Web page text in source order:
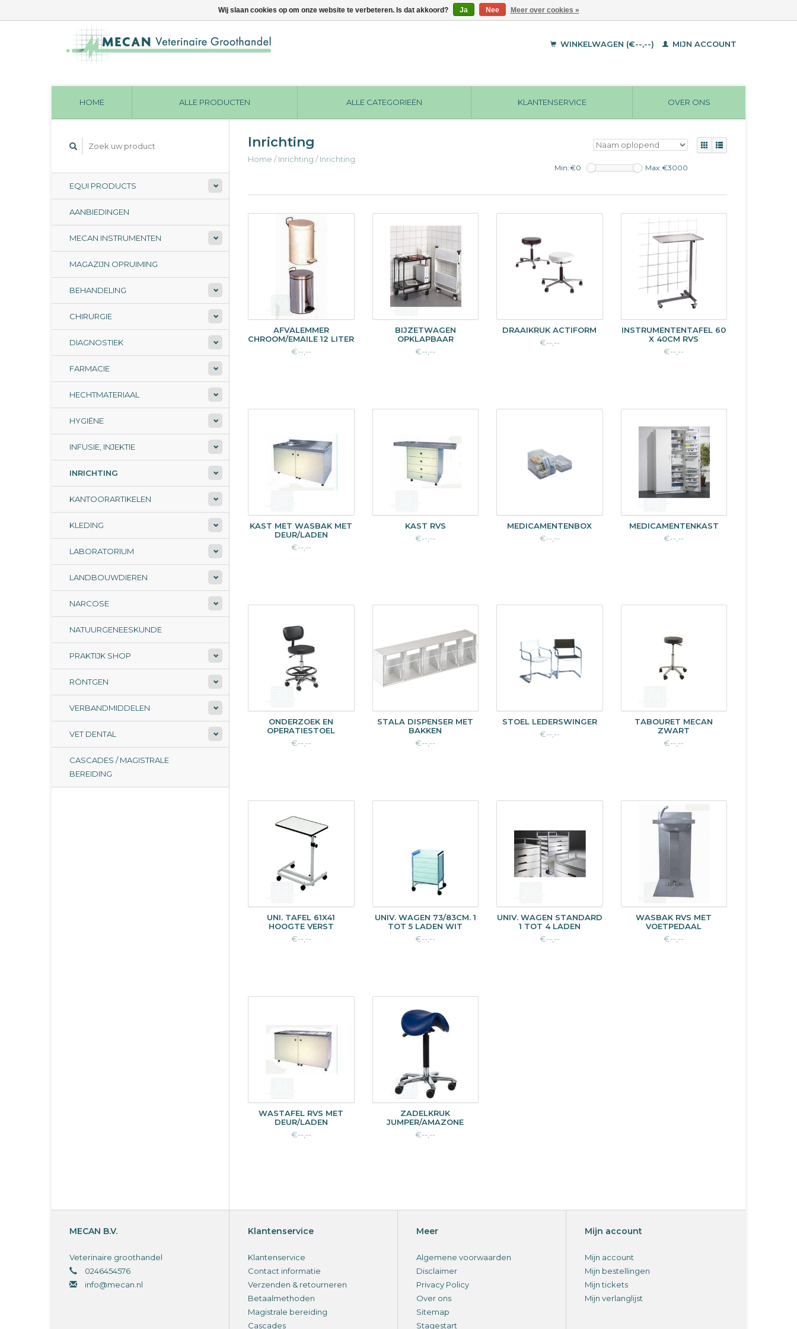
WINKELWAGEN (€--,--) MIJN ACCOUNT
HOME ALLE PRODUCTEN ALLE CATEGORIEËN KLANTENSERVICE OVER ONS
EQUI PRODUCTS
AANBIEDINGEN
MECAN INSTRUMENTEN
MAGAZIJN OPRUIMING
BEHANDELING
CHIRURGIE
DIAGNOSTIEK
FARMACIE
HECHTMATERIAAL
HYGIËNE
INFUSIE, INJEKTIE
INRICHTING
KANTOORARTIKELEN
KLEDING
LABORATORIUM
LANDBOUWDIEREN
NARCOSE
NATUURGENEESKUNDE
PRAKTIJK SHOP
RÖNTGEN
VERBANDMIDDELEN
VET DENTAL
CASCADES / MAGISTRALE
BEREIDING
Inrichting
Home /Inrichting /Inrichting
Min: €0 Max: €3000
AFVALEMMER
CHROOM/EMAILE 12 LITER
€--,--
BIJZETWAGEN
OPKLAPBAAR
€--,--
DRAAIKRUK ACTIFORM
€--,--
INSTRUMENTENTAFEL 60
X 40CM RVS
€--,--
KAST MET WASBAK MET
DEUR/LADEN
€--,--
KAST RVS
€--,--
MEDICAMENTENBOX
€--,--
MEDICAMENTENKAST
€--,--
ONDERZOEK EN
OPERATIESTOEL
€--,--
STALA DISPENSER MET
BAKKEN
€--,--
STOEL LEDERSWINGER
€--,--
TABOURET MECAN
ZWART
€--,--
UNI. TAFEL 61X41
HOOGTE VERST
€--,--
UNIV. WAGEN 73/83CM. 1
TOT 5 LADEN WIT
€--,--
UNIV. WAGEN STANDARD
1 TOT 4 LADEN
€--,--
WASBAK RVS MET
VOETPEDAAL
€--,--
WASTAFEL RVS MET
DEUR/LADEN
€--,--
ZADELKRUK
JUMPER/AMAZONE
€--,--
MECAN B.V.
Veterinaire groothandel
0246454576
info@mecan.nl
Klantenservice
Klantenservice
Contact informatie
Verzenden & retourneren
Betaalmethoden
Magistrale bereiding
Cascades
Meer
Algemene voorwaarden
Disclaimer
Privacy Policy
Over ons
Sitemap
Stagestart
Mijn account
Mijn account
Mijn bestellingen
Mijn tickets
Mijn verlanglijst
Wij slaan cookies op om onze website te verbeteren. Is dat akkoord? Ja Nee Meer over cookies »